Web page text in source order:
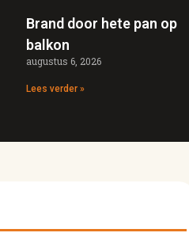
Brand door hete pan op
balkon
augustus 6, 2026
Lees verder »